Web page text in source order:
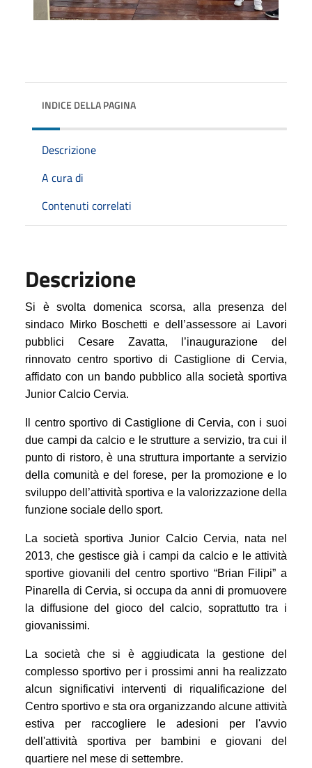
INDICE DELLA PAGINA
Descrizione
A cura di
Contenuti correlati
Descrizione
Si è svolta domenica scorsa, alla presenza del
sindaco Mirko Boschetti e dell’assessore ai Lavori
pubblici Cesare Zavatta, l’inaugurazione
del
rinnovato centro sportivo di Castiglione di Cervia,
affidato con un bando pubblico alla società sportiva
Junior Calcio Cervia.
Il centro sportivo di Castiglione di Cervia, con i suoi
due campi da calcio e le strutture a servizio, tra cui il
punto di ristoro, è una struttura importante a servizio
della comunità e del forese, per la promozione e lo
sviluppo dell’attività sportiva e la valorizzazione della
funzione sociale dello sport.
La società sportiva Junior Calcio Cervia, nata nel
2013, che gestisce già i campi da calcio e le attività
sportive giovanili del centro sportivo “Brian Filipi” a
Pinarella di Cervia, si occupa da anni di promuovere
la diffusione del gioco del calcio, soprattutto tra i
giovanissimi.
La società che si è aggiudicata la gestione del
complesso sportivo per i prossimi anni ha realizzato
alcun significativi interventi di riqualificazione del
Centro sportivo e sta ora organizzando alcune attività
estiva per raccogliere le adesioni per l'avvio
dell'attività sportiva per bambini e giovani del
quartiere nel mese di settembre.